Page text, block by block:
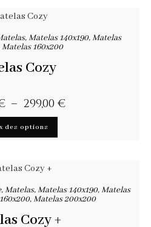
,Matelas 140x190,Matelas
Matelas 160x200
Cozy
– 299,00 €
des options
,Matelas,Matelas 140x190,Matelas
,Matelas 200x200
Cozy +